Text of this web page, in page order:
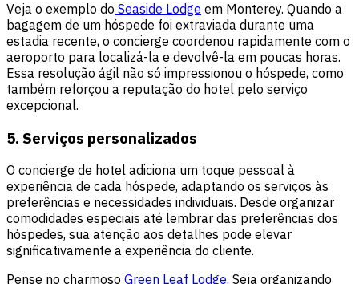
Veja o exemplo do Seaside Lodge em Monterey. Quando a
bagagem de um hóspede foi extraviada durante uma
estadia recente, o concierge coordenou rapidamente com o
aeroporto para localizá-la e devolvê-la em poucas horas.
Essa resolução ágil não só impressionou o hóspede, como
também reforçou a reputação do hotel pelo serviço
excepcional.
5. Serviços personalizados
O concierge de hotel adiciona um toque pessoal à
experiência de cada hóspede, adaptando os serviços às
preferências e necessidades individuais. Desde organizar
comodidades especiais até lembrar das preferências dos
hóspedes, sua atenção aos detalhes pode elevar
significativamente a experiência do cliente.
Pense no charmoso Green Leaf Lodge. Seja organizando